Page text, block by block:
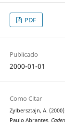
PDF
Publicado
2000-01-01
Como Citar
Zylbersztajn, A.
Paulo Abrantes.